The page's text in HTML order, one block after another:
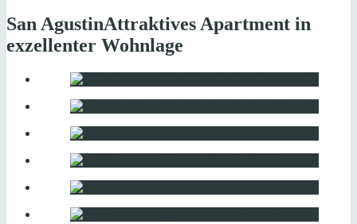
San AgustinAttraktives Apartment in
exzellenter Wohnlage